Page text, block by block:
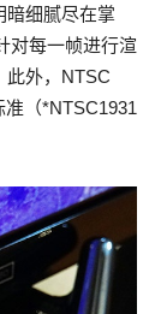
暗细腻尽在掌
对每一帧进行渲
此外，NTSC
（*NTSC1931